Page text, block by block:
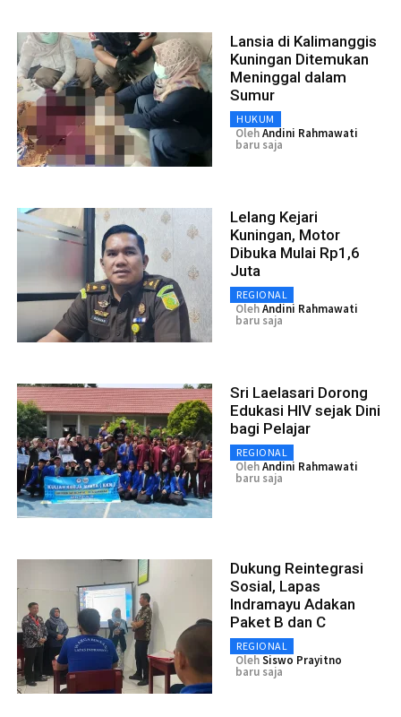
Lansia di Kalimanggis
Kuningan Ditemukan
Meninggal dalam
Sumur
HUKUM
OlehAndini Rahmawati
baru saja
Lelang Kejari
Kuningan, Motor
Dibuka Mulai Rp1,6
Juta
REGIONAL
OlehAndini Rahmawati
baru saja
Sri Laelasari Dorong
Edukasi HIV sejak Dini
bagi Pelajar
REGIONAL
OlehAndini Rahmawati
baru saja
Dukung Reintegrasi
Sosial, Lapas
Indramayu Adakan
Paket B dan C
REGIONAL
OlehSiswo Prayitno
baru saja